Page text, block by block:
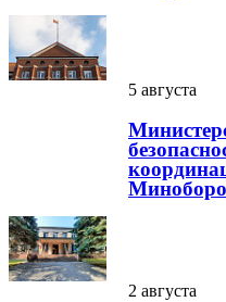
5 августа
2 августа